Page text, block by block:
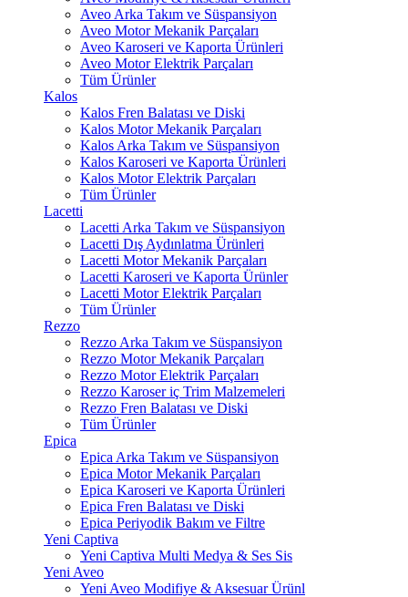
Aveo Arka Takım ve Süspansiyon
Aveo Motor Mekanik Parçaları
Aveo Karoseri ve Kaporta Ürünleri
Aveo Motor Elektrik Parçaları
Tüm Ürünler
Kalos
Kalos Fren Balatası ve Diski
Kalos Motor Mekanik Parçaları
Kalos Arka Takım ve Süspansiyon
Kalos Karoseri ve Kaporta Ürünleri
Kalos Motor Elektrik Parçaları
Tüm Ürünler
Lacetti
Lacetti Arka Takım ve Süspansiyon
Lacetti Dış Aydınlatma Ürünleri
Lacetti Motor Mekanik Parçaları
Lacetti Karoseri ve Kaporta Ürünler
Lacetti Motor Elektrik Parçaları
Tüm Ürünler
Rezzo
Rezzo Arka Takım ve Süspansiyon
Rezzo Motor Mekanik Parçaları
Rezzo Motor Elektrik Parçaları
Rezzo Karoser iç Trim Malzemeleri
Rezzo Fren Balatası ve Diski
Tüm Ürünler
Epica
Epica Arka Takım ve Süspansiyon
Epica Motor Mekanik Parçaları
Epica Karoseri ve Kaporta Ürünleri
Epica Fren Balatası ve Diski
Epica Periyodik Bakım ve Filtre
Yeni Captiva
Yeni Captiva Multi Medya & Ses Sis
Yeni Aveo
Yeni Aveo Modifiye & Aksesuar Ürünl